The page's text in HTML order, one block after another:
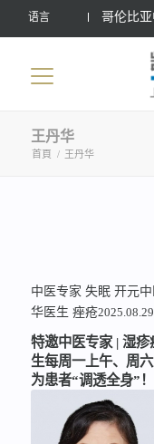
语言 哥伦比亚
王丹华
首頁 / 王丹华
中医专家 失眠 开元
华医生 痤疮2025.08.29
特邀中医专家 | 湿
生每周一上午、周
为患者“调透全身”！